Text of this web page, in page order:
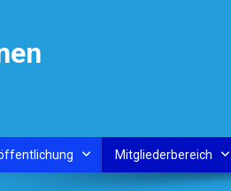
Mitgliederbereich